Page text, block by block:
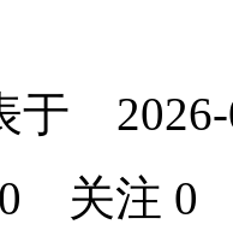
2026-
0 关注 0